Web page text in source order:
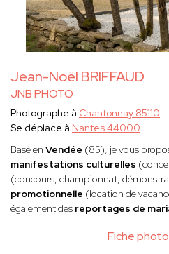
Jean-Noël BRIFFAUD
JNB PHOTO
Fiche
Photographe à Chantonnay 85110
Se déplace à Nantes 44000
Basé en Vendée (85), je vous
manifestations culturelles
(concours, championnat,
promotionnelle (location de
également des reportages de